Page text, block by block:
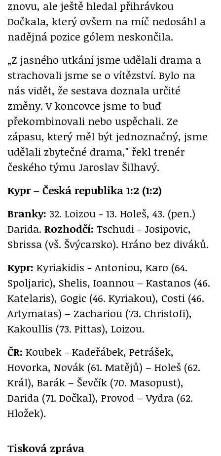
znovu, ale ještě hledal přihrávkou
Dočkala, který ovšem na míč nedosáhl a
nadějná pozice gólem neskončila.
„Z jasného utkání jsme udělali drama a
strachovali jsme se o vítězství. Bylo na
nás vidět, že sestava doznala určité
změny. V koncovce jsme to buď
překombinovali nebo uspěchali. Ze
zápasu, který měl být jednoznačný, jsme
udělali zbytečné drama," řekl trenér
českého týmu Jaroslav Šilhavý.
Kypr – Česká republika 1:2 (1:2)
Branky: 32. Loizou - 13. Holeš, 43. (pen.)
Darida. Rozhodčí: Tschudi - Josipovic,
Sbrissa (vš. Švýcarsko). Hráno bez diváků.
Kypr: Kyriakidis - Antoniou, Karo (64.
Spoljaric), Shelis, Ioannou – Kastanos (46.
Katelaris), Gogic (46. Kyriakou), Costi (46.
Artymatas) – Zachariou (73. Christofi),
Kakoullis (73. Pittas), Loizou.
ČR: Koubek - Kadeřábek, Petrášek,
Hovorka, Novák (61. Matějů) – Holeš (62.
Král), Barák – Ševčík (70. Masopust),
Darida (71. Dočkal), Provod – Vydra (62.
Hložek).
Tisková zpráva